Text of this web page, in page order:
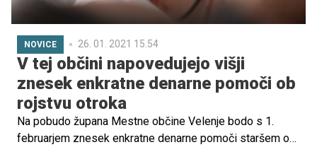
se moramo zelo potruditi vsi.
NOVICE 26. 01. 2021 15.54
V tej občini napovedujejo višji
znesek enkratne denarne pomoči ob
rojstvu otroka
Na pobudo župana Mestne občine Velenje bodo s 1.
februarjem znesek enkratne denarne pomoči staršem ob